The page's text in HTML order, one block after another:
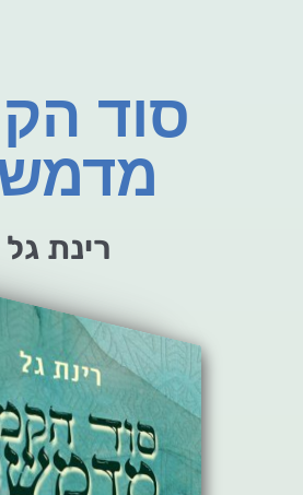
סוד
רינת גל